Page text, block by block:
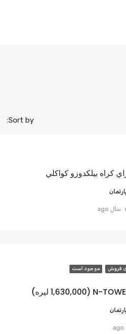
Sort by:
اپارتمان
فروش موجود است